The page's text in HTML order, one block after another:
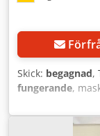
Skick: begagnad,
fungerande,
HSM Powerline
högkapacitet
är perfekt för